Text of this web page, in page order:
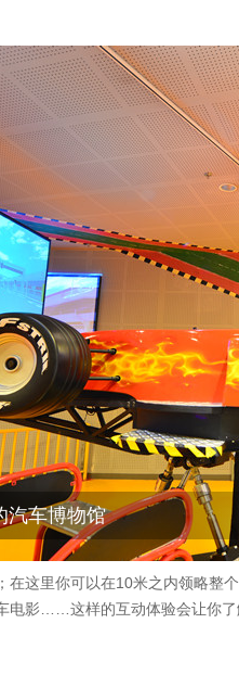
汽车博物馆
在这里你可以在10米之内领略整
电影……这样的互动体验会让你